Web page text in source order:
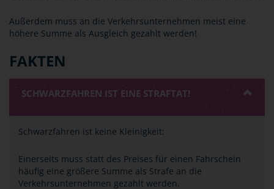
Außerdem muss an die Verkehrsunternehmen meist eine
höhere Summe als Ausgleich gezahlt werden!
FAKTEN
SCHWARZFAHREN IST EINE STRAFTAT!
Schwarzfahren ist keine Kleinigkeit:
Einerseits muss statt des Preises für einen Fahrschein
häufig eine größere Summe als Strafe an die
Verkehrsunternehmen gezahlt werden.